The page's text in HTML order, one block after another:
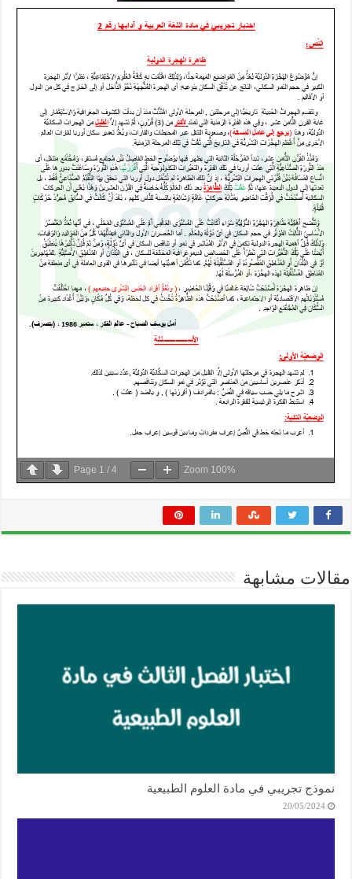
Page 1 / 4 Zoom 100%
مقالات مشابهة
نموذج تجريبي في مادة العلوم الطبيعية
20/05/2024